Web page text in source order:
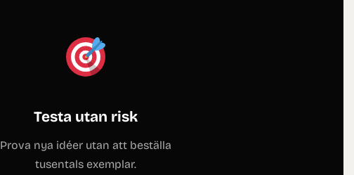
Testa utan risk
Prova nya idéer utan att beställa
tusentals exemplar.